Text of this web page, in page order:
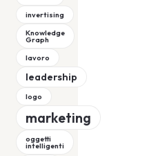
invertising
Knowledge
Graph
lavoro
leadership
logo
marketing
oggetti
intelligenti